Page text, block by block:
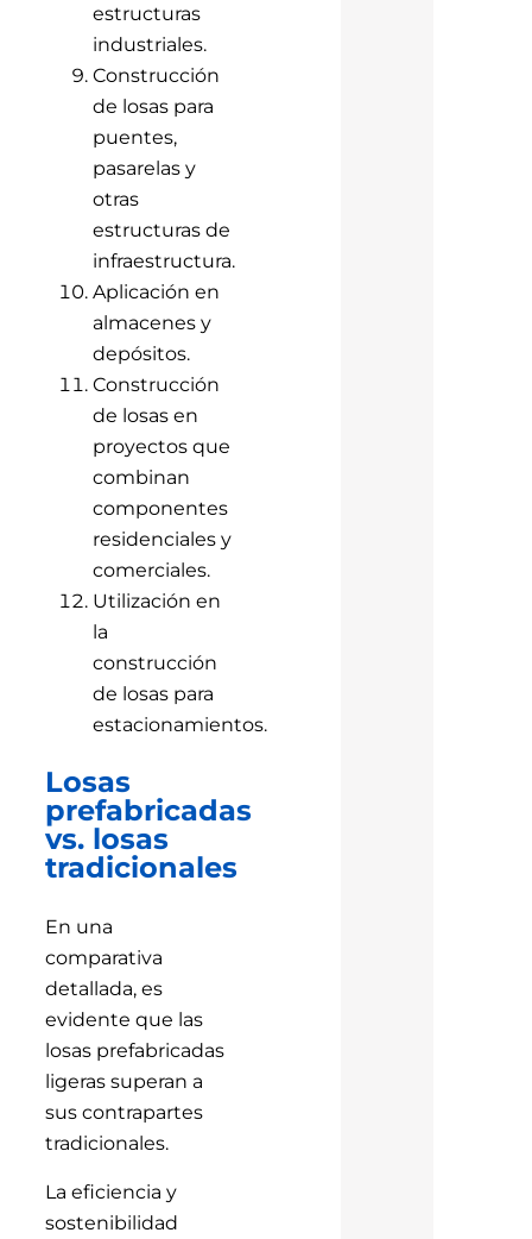
estructuras
industriales.
Construcción
de losas para
puentes,
pasarelas y
otras
estructuras de
infraestructura.
Aplicación en
almacenes y
depósitos.
Construcción
de losas en
proyectos que
combinan
componentes
residenciales y
comerciales.
Utilización en
la
construcción
de losas para
estacionamientos.
Losas
prefabricadas
vs. losas
tradicionales
En una
comparativa
detallada, es
evidente que las
losas prefabricadas
ligeras superan a
sus contrapartes
tradicionales.
La eficiencia y
sostenibilidad